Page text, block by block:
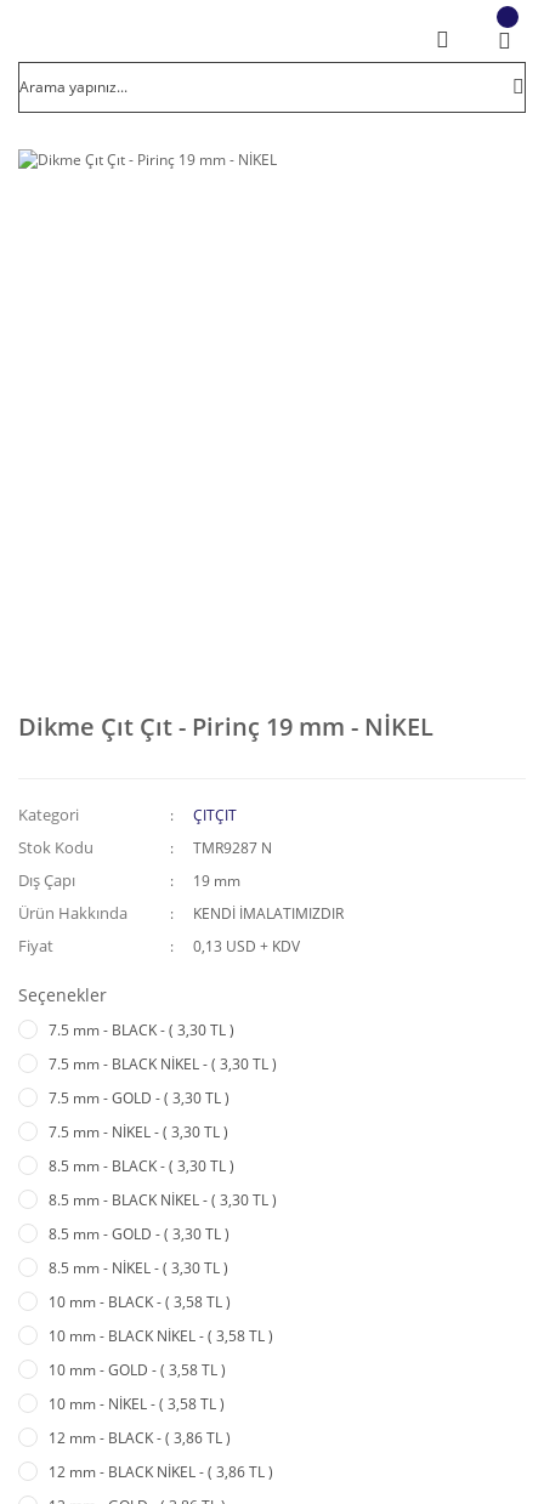
Dikme Çıt Çıt - Pirinç 19 mm - NİKEL
Kategori ÇITÇIT
Stok Kodu TMR9287 N
Dış Çapı 19 mm
Ürün Hakkında KENDİ İMALATIMIZDIR
Fiyat 0,13 USD + KDV
Seçenekler
7.5 mm - BLACK - ( 3,30 TL )
7.5 mm - BLACK NİKEL - ( 3,30 TL )
7.5 mm - GOLD - ( 3,30 TL )
7.5 mm - NİKEL - ( 3,30 TL )
8.5 mm - BLACK - ( 3,30 TL )
8.5 mm - BLACK NİKEL - ( 3,30 TL )
8.5 mm - GOLD - ( 3,30 TL )
8.5 mm - NİKEL - ( 3,30 TL )
10 mm - BLACK - ( 3,58 TL )
10 mm - BLACK NİKEL - ( 3,58 TL )
10 mm - GOLD - ( 3,58 TL )
10 mm - NİKEL - ( 3,58 TL )
12 mm - BLACK - ( 3,86 TL )
12 mm - BLACK NİKEL - ( 3,86 TL )